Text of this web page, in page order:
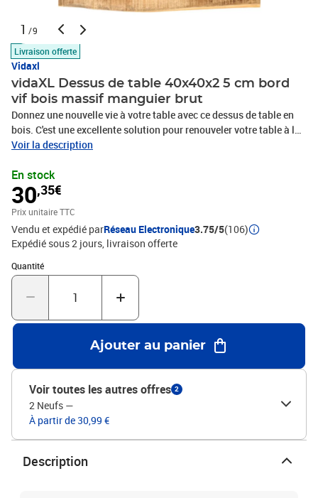
1 /9
Livraison offerte
Vidaxl
vidaXL Dessus de table 40x40x2 5 cm bord
vif bois massif manguier brut
Donnez une nouvelle vie à votre table avec ce dessus de table en
bois. C'est une excellente solution pour renouveler votre table à la
maison ou dans un cadre commercial. Bois de manguier massif :
des meubles robustes. Ses beaux grains de bois rendent chaque
meuble légèrement différent l'un de l'autre.Multifonctionnel : le
dessus de table de remplacement peut être combiné avec
différentes bases en fonction de vos besoins.Design à bords vivant
: le dessus du meuble en bois présente un bord vivant rustique. En
effet, les nœuds, les fissures, les formes légèrement incurvées et
les teintes font partie du bois de chêne, et chaque pièce de l'étagère
présente un caractère unique.Surface facile à nettoyer : le plateau
lisse est facile à nettoyer avec un chiffon humide. Bon à savoir
grains. La livraison est aléatoire, ce qui garantit l'exclusivité et
l'individualité de votre produit.En raison de la forme naturelle du
bois massif à bord naturel, la largeur peut varier légèrement de +1-
2 cm ou –3-5 cm.Matériau : bois de manguier brut massif avec
une finition naturelleDimensions : 40 x 40 x 2,5 cm (L x l x
é)Comprend 1 bord vivant latéraleLa livraison contient
uniquement le dessus de table
Voir la description
En stock
30,35€
Prix unitaire TTC
Vendu et expédié parRéseau Electronique3.75/5(106)
Expédié sous 2 jours livraison offerte
Quantité
Quantité : 1
Ajouter au panier
Voir toutes les autres offres 2
2 Neufs —
À partir de 30,99 €
Description